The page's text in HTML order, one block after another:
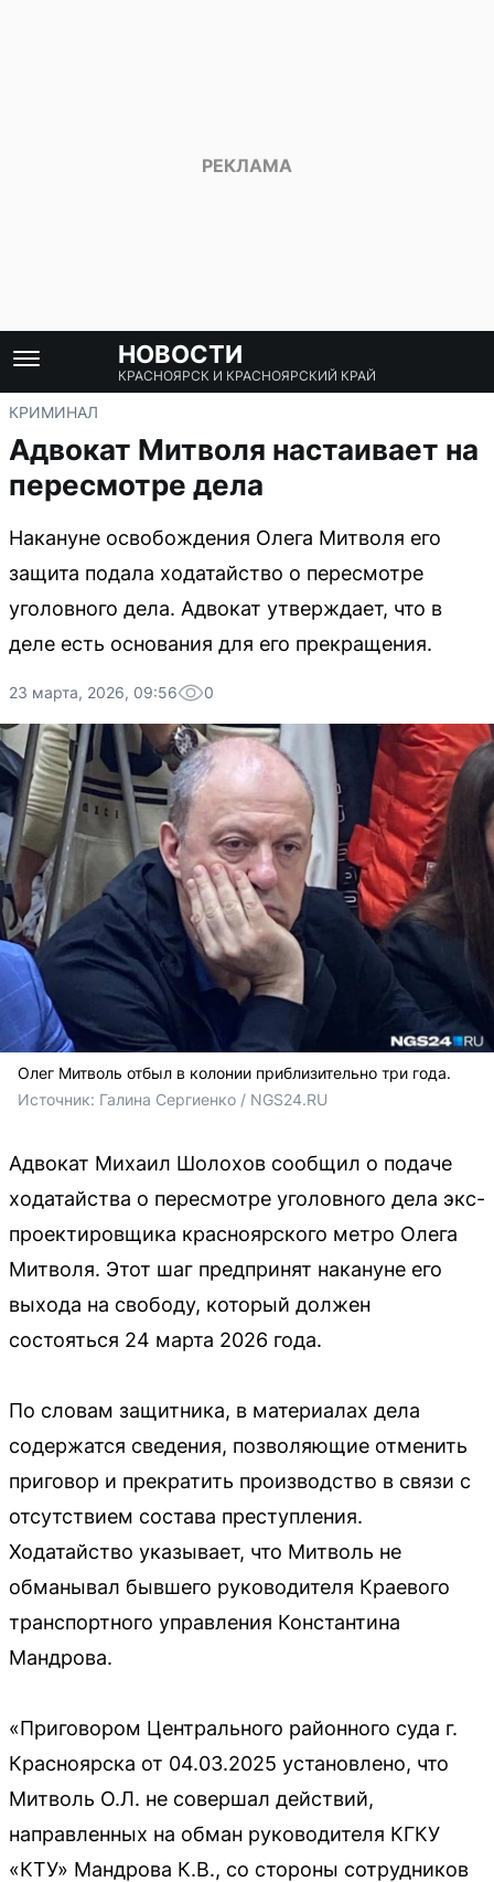
НОВОСТИ
КРАСНОЯРСК И КРАСНОЯРСКИЙ КРАЙ
КРИМИНАЛ
Адвокат Митволя настаивает на
пересмотре дела
Накануне освобождения Олега Митволя его
защита подала ходатайство о пересмотре
уголовного дела. Адвокат утверждает, что в
деле есть основания для его прекращения.
23 марта, 2026, 09:56 0
Олег Митволь отбыл в колонии приблизительно три года.
Источник: Галина Сергиенко / NGS24.RU
Адвокат Михаил Шолохов сообщил о подаче
ходатайства о пересмотре уголовного дела экс-
проектировщика красноярского метро Олега
Митволя. Этот шаг предпринят накануне его
выхода на свободу, который должен
состояться 24 марта 2026 года.
По словам защитника, в материалах дела
содержатся сведения, позволяющие отменить
приговор и прекратить производство в связи с
отсутствием состава преступления.
Ходатайство указывает, что Митволь не
обманывал бывшего руководителя Краевого
транспортного управления Константина
Мандрова.
«Приговором Центрального районного суда г.
Красноярска от 04.03.2025 установлено, что
Митволь О.Л. не совершал действий,
направленных на обман руководителя КГКУ
«КТУ» Мандрова К.В., со стороны сотрудников